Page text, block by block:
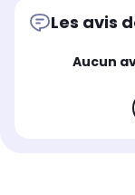
Les avis
Aucun